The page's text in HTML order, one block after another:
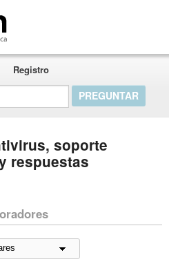
Registro
soporte
respuestas